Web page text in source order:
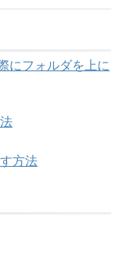
にフォルダを上に
方法